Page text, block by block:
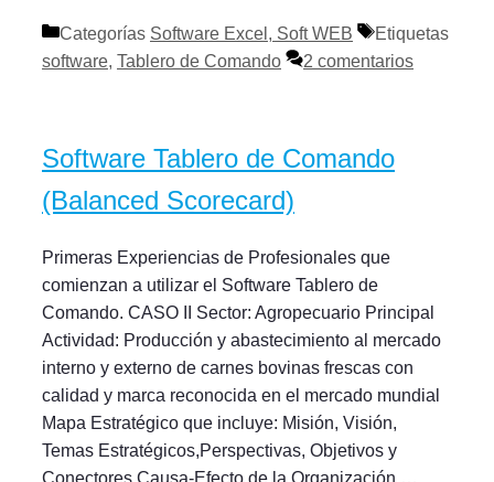
Categorías Software Excel, Soft WEB
Etiquetas
software, Tablero de Comando 2 comentarios
Software Tablero de Comando
(Balanced Scorecard)
Primeras Experiencias de Profesionales que
comienzan a utilizar el Software Tablero de
Comando. CASO II Sector: Agropecuario Principal
Actividad: Producción y abastecimiento al mercado
interno y externo de carnes bovinas frescas con
calidad y marca reconocida en el mercado mundial
Mapa Estratégico que incluye: Misión, Visión,
Temas Estratégicos,Perspectivas, Objetivos y